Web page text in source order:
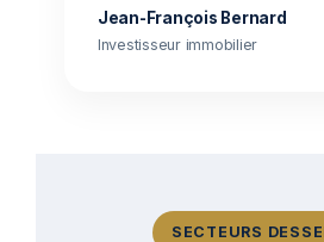
Jean-François Bernard
Investisseur immobilier
SECTEURS